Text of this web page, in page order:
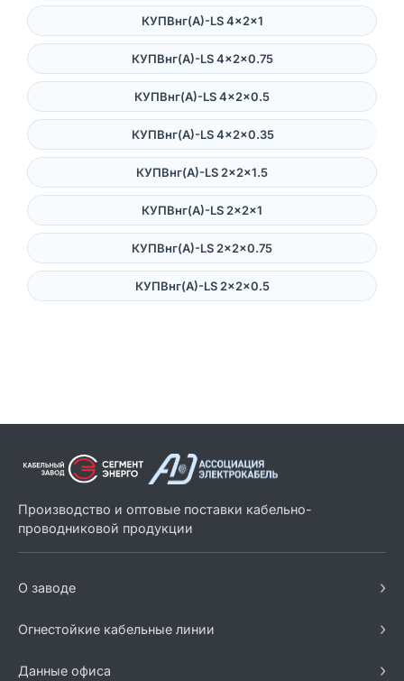
КУПВнг(А)-LS 4×2×1
КУПВнг(А)-LS 4×2×0.75
КУПВнг(А)-LS 4×2×0.5
КУПВнг(А)-LS 4×2×0.35
КУПВнг(А)-LS 2×2×1.5
КУПВнг(А)-LS 2×2×1
КУПВнг(А)-LS 2×2×0.75
КУПВнг(А)-LS 2×2×0.5
Производство и оптовые поставки кабельно-
проводниковой продукции
О заводе ›
Огнестойкие кабельные линии ›
Данные офиса ›